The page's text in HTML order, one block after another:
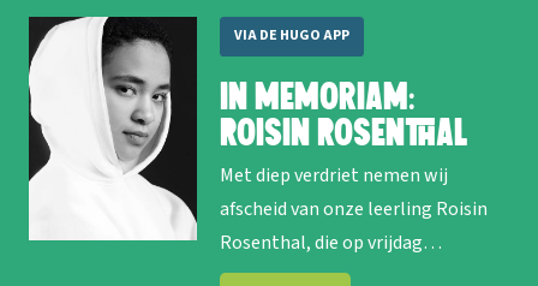
VIA DE HUGO APP
In memoriam:
Roisin Rosenthal
Met diep verdriet nemen wij
afscheid van onze leerling Roisin
Rosenthal, die op vrijdag…